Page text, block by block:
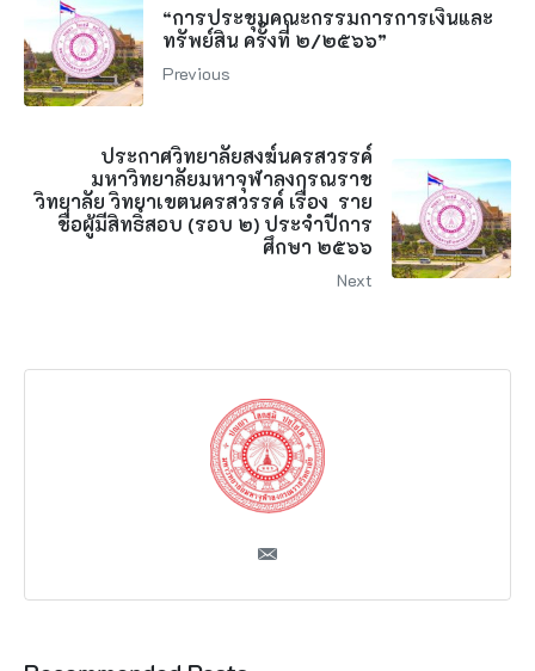
“การประชุมคณะกรรมการการเงินและ
ทรัพย์สิน ครั้งที่ ๒/๒๕๖๖”
Previous
ประกาศวิทยาลัยสงฆ์นครสวรรค์
มหาวิทยาลัยมหาจุฬาลงกรณราช
วิทยาลัย วิทยาเขตนครสวรรค์ เรื่อง ราย
ชื่อผู้มีสิทธิ์สอบ (รอบ ๒) ประจำปีการ
ศึกษา ๒๕๖๖
Next